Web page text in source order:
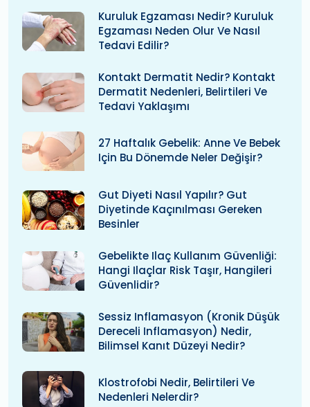
Kuruluk Egzaması Nedir? Kuruluk
Egzaması Neden Olur Ve Nasıl
Tedavi Edilir?
Kontakt Dermatit Nedir? Kontakt
Dermatit Nedenleri, Belirtileri Ve
Tedavi Yaklaşımı
27 Haftalık Gebelik: Anne Ve Bebek
Için Bu Dönemde Neler Değişir?
Gut Diyeti Nasıl Yapılır? Gut
Diyetinde Kaçınılması Gereken
Besinler
Gebelikte Ilaç Kullanım Güvenliği:
Hangi Ilaçlar Risk Taşır, Hangileri
Güvenlidir?
Sessiz Inflamasyon (kronik Düşük
Dereceli Inflamasyon) Nedir,
Bilimsel Kanıt Düzeyi Nedir?
Klostrofobi Nedir, Belirtileri Ve
Nedenleri Nelerdir?